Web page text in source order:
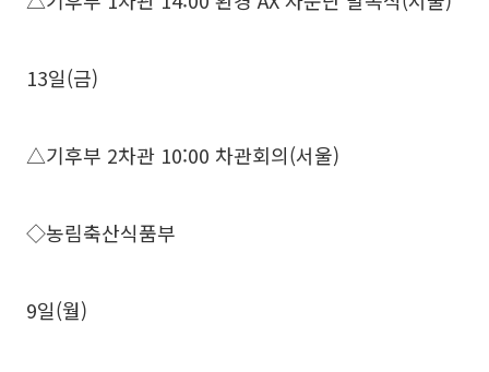
13일(금)
△기후부 2차관 10:00 차관회의(서울)
◇농림축산식품부
9일(월)